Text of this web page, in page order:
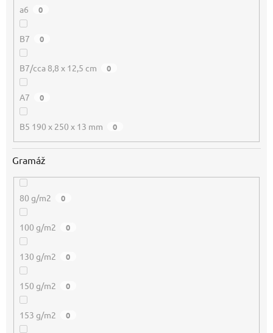
a6 0
B7 0
B7/cca 8,8 x 12,5 cm 0
A7 0
B5 190 x 250 x 13 mm 0
Gramáž
80 g/m2 0
100 g/m2 0
130 g/m2 0
150 g/m2 0
153 g/m2 0